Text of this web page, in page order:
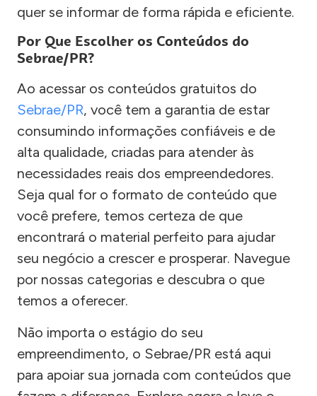
quer se informar de forma rápida e eficiente.
Por Que Escolher os Conteúdos do
Sebrae/PR?
Ao acessar os conteúdos gratuitos do
Sebrae/PR, você tem a garantia de estar
consumindo informações confiáveis e de
alta qualidade, criadas para atender às
necessidades reais dos empreendedores.
Seja qual for o formato de conteúdo que
você prefere, temos certeza de que
encontrará o material perfeito para ajudar
seu negócio a crescer e prosperar. Navegue
por nossas categorias e descubra o que
temos a oferecer.
Não importa o estágio do seu
empreendimento, o Sebrae/PR está aqui
para apoiar sua jornada com conteúdos que